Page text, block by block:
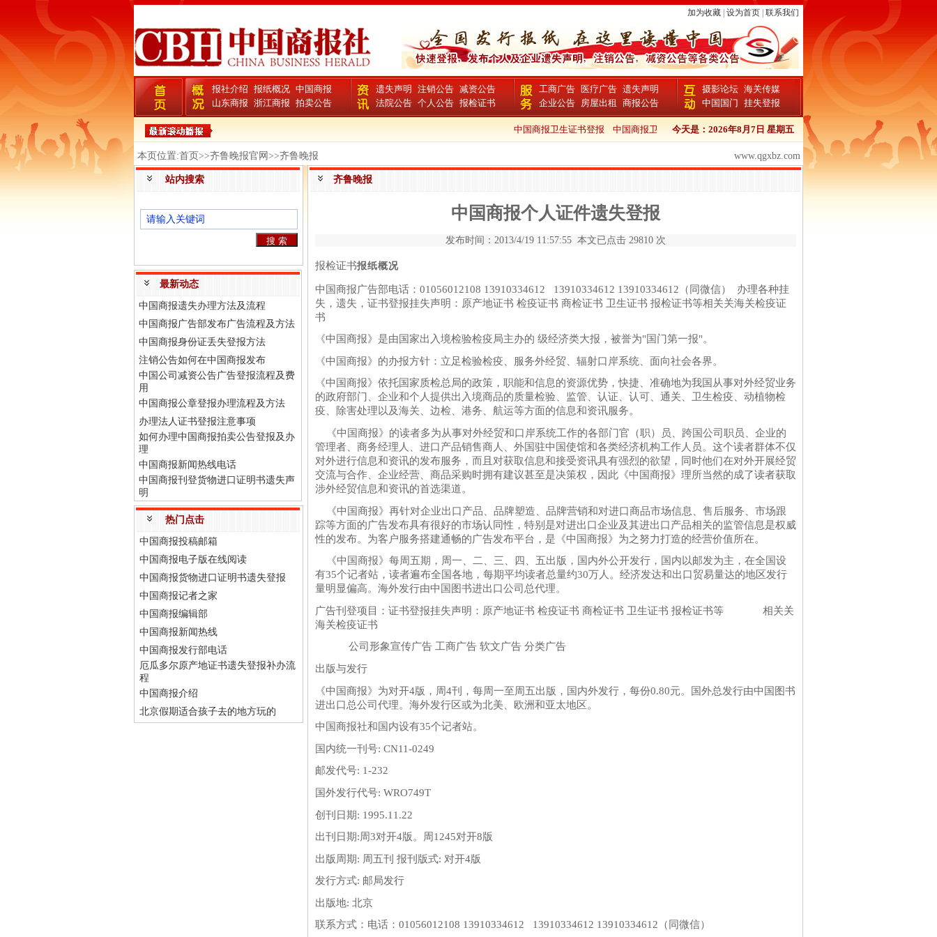
加为收藏 设为首页 联系我们
报社介绍 报纸概况 中国商报
山东商报 浙江商报 拍卖公告
遗失声明 注销公告 减资公告
法院公告 个人公告 报检证书
工商广告 医疗广告 遗失声明
企业公告 房屋出租 商报公告
摄影论坛 海关传媒
中国国门 挂失登报
中国商报卫生证书登报 中国商报卫生证书登报流程 中国商报报检证书登报 中国商报个人证件遗失登报
今天是： 2026年8月7日 星期五
本页位置:首页>>齐鲁晚报官网>>齐鲁晚报 www.qgxbz.com
站内搜索
最新动态
中国商报遗失办理方法及流程
中国商报广告部发布广告流程及方法
中国商报身份证丢失登报方法
注销公告如何在中国商报发布
中国公司减资公告广告登报流程及费
用
中国商报公章登报办理流程及方法
办理法人证书登报注意事项
如何办理中国商报拍卖公告登报及办
理
中国商报新闻热线电话
中国商报刊登货物进口证明书遗失声
明
热门点击
中国商报投稿邮箱
中国商报电子版在线阅读
中国商报货物进口证明书遗失登报
中国商报记者之家
中国商报编辑部
中国商报新闻热线
中国商报发行部电话
厄瓜多尔原产地证书遗失登报补办流
程
中国商报介绍
北京假期适合孩子去的地方玩的
齐鲁晚报
中国商报个人证件遗失登报
发布时间：2013/4/19 11:57:55 本文已点击 29810 次
报检证书报纸概况
中国商报广告部电话：01056012108 13910334612 13910334612 13910334612（同微信） 办理各种挂
失，遗失，证书登报挂失声明：原产地证书 检疫证书 商检证书 卫生证书 报检证书等相关关海关检疫证
书
《中国商报》是由国家出入境检验检疫局主办的 级经济类大报，被誉为"国门第一报"。
《中国商报》的办报方针：立足检验检疫、服务外经贸、辐射口岸系统、面向社会各界。
《中国商报》依托国家质检总局的政策，职能和信息的资源优势，快捷、准确地为我国从事对外经贸业务
的政府部门、企业和个人提供出入境商品的质量检验、监管、认证、认可、通关、卫生检疫、动植物检
疫、除害处理以及海关、边检、港务、航运等方面的信息和资讯服务。
《中国商报》的读者多为从事对外经贸和口岸系统工作的各部门官（职）员、跨国公司职员、企业的
管理者、商务经理人、进口产品销售商人、外国驻中国使馆和各类经济机构工作人员。这个读者群体不仅
对外进行信息和资讯的发布服务，而且对获取信息和接受资讯具有强烈的欲望，同时他们在对外开展经贸
交流与合作、企业经营、商品采购时拥有建议甚至是决策权，因此《中国商报》理所当然的成了读者获取
涉外经贸信息和资讯的首选渠道。
《中国商报》再针对企业出口产品、品牌塑造、品牌营销和对进口商品市场信息、售后服务、市场跟
踪等方面的广告发布具有很好的市场认同性，特别是对进出口企业及其进出口产品相关的监管信息是权威
性的发布。为客户服务搭建通畅的广告发布平台，是《中国商报》为之努力打造的经营价值所在。
《中国商报》每周五期，周一、二、三、四、五出版，国内外公开发行，国内以邮发为主，在全国设
有35个记者站，读者遍布全国各地，每期平均读者总量约30万人。经济发达和出口贸易量达的地区发行
量明显偏高。海外发行由中国图书进出口公司总代理。
广告刊登项目：证书登报挂失声明：原产地证书 检疫证书 商检证书 卫生证书 报检证书等 相关关
海关检疫证书
公司形象宣传广告 工商广告 软文广告 分类广告
出版与发行
《中国商报》为对开4版，周4刊，每周一至周五出版，国内外发行，每份0.80元。国外总发行由中国图书
进出口总公司代理。海外发行区或为北美、欧洲和亚太地区。
中国商报社和国内设有35个记者站。
国内统一刊号: CN11-0249
邮发代号: 1-232
国外发行代号: WRO749T
创刊日期: 1995.11.22
出刊日期:周3对开4版。周1245对开8版
出版周期: 周五刊 报刊版式: 对开4版
发行方式: 邮局发行
出版地: 北京
联系方式： 电话：01056012108 13910334612 13910334612 13910334612（同微信）